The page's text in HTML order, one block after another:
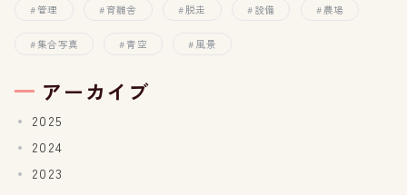
管理 育雛舎 脱走 設備 農場
集合写真 青空 風景
アーカイブ
2025
2024
2023